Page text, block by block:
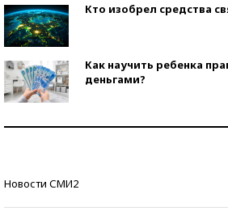
Кто изобрел средства
Как научить ребенка
деньгами?
Новости СМИ2